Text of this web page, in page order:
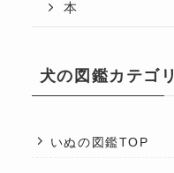
本
犬の図鑑カテゴリ
いぬの図鑑TOP